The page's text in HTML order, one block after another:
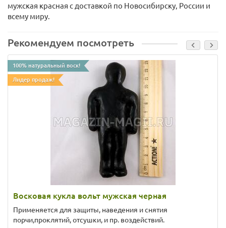
мужская красная с доставкой по Новосибирску, России и
всему миру.
Рекомендуем посмотреть
100% натуральный воск!
Лидер продаж!
Восковая кукла вольт мужская черная
Применяется для защиты, наведения и снятия
порчи,проклятий, отсушки, и пр. воздействий.